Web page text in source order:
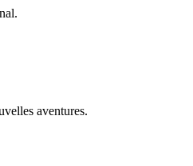
aventures.